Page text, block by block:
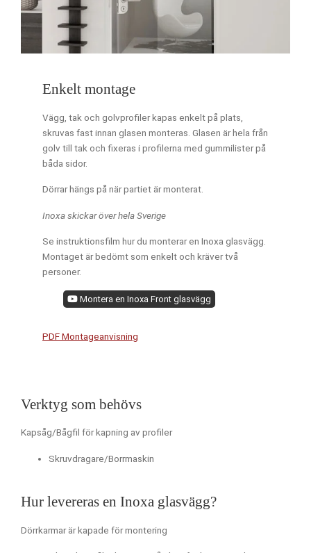
Enkelt montage
Vägg, tak och golvprofiler kapas enkelt på plats,
skruvas fast innan glasen monteras. Glasen är hela från
golv till tak och fixeras i profilerna med gummilister på
båda sidor.
Dörrar hängs på när partiet är monterat.
Inoxa skickar över hela Sverige
Se instruktionsfilm hur du monterar en Inoxa glasvägg.
Montaget är bedömt som enkelt och kräver två
personer.
Montera en Inoxa Front glasvägg
PDF Montageanvisning
Verktyg som behövs
Kapsåg/Bågfil för kapning av profiler
Skruvdragare/Borrmaskin
Hur levereras en Inoxa glasvägg?
Dörrkarmar är kapade för montering